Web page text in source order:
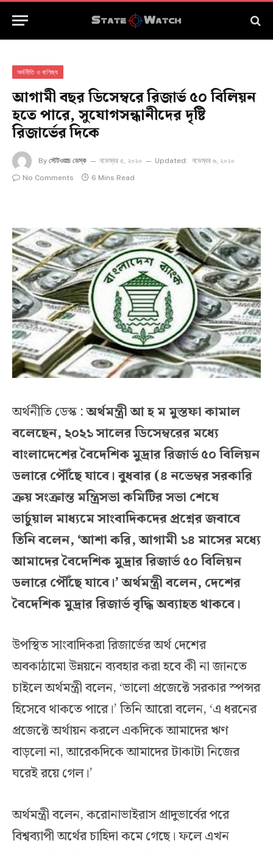
অর্থনীতি ও বাণিজ্য
আগামী বছর ডিসেম্বরে রিজার্ভ ৫০ বিলিয়ন
হতে পারে, সুযোগসন্ধানীদের দৃষ্টি
রিজার্ভের দিকে
By স্টেটওয়াচ ডেস্ক নভেম্বর ৫, ২০২০ Updated: নভেম্বর ৬, ২০২০
No Comments
6 Mins Read
অর্থনীতি ডেস্ক :অর্থমন্ত্রী আ হ ম মুস্তফা কামাল
বলেছেন, ২০২১ সালের ডিসেম্বরের মধ্যে
বাংলাদেশের বৈদেশিক মুদ্রার রিজার্ভ ৫০ বিলিয়ন
ডলারে পৌঁছে যাবে। বুধবার (৪ নভেম্বর সরকারি
ক্রয় সংক্রান্ত মন্ত্রিসভা কমিটির সভা শেষে
ভার্চুয়াল মাধ্যমে সাংবাদিকদের প্রশ্নের জবাবে
তিনি বলেন, ‘আশা করি, আগামী ১৪ মাসের মধ্যে
আমাদের বৈদেশিক মুদ্রার রিজার্ভ ৫০ বিলিয়ন
ডলারে পৌঁছে যাবে।’ অর্থমন্ত্রী বলেন, দেশের
বৈদেশিক মুদ্রার রিজার্ভ বৃদ্ধি অব্যাহত থাকবে।
উপস্থিত সাংবাদিকরা রিজার্ভের অর্থ দেশের
অবকাঠামো উন্নয়নে ব্যবহার করা হবে কী না জানতে
চাইলে অর্থমন্ত্রী বলেন, ‘ভালো প্রজেক্টে সরকার স্পন্সর
হিসেবে থাকতে পারে।’ তিনি আরো বলেন, ‘এ ধরনের
প্রজেক্টে অর্থায়ন করলে একদিকে আমাদের ঋণ
বাড়লো না, আরেকদিকে আমাদের টাকাটা নিজের
ঘরেই রয়ে গেল।’
অর্থমন্ত্রী বলেন, করোনাভাইরাস প্রাদুভার্বের পরে
বিশ্বব্যাপী অর্থের চাহিদা কমে গেছে। ফলে এখন